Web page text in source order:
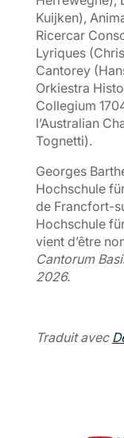
Kuijken),
Ricercar
Lyriques
Cantorey
Orkiestra
Collegium
l’Australian
Tognetti).
Georges
Hochschule
de Francfort-
Hochschule
vient d’être
Cantorum
2026.
Traduit avec